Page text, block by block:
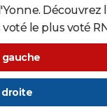
Découvrez
le plus voté RN,
gauche
droite